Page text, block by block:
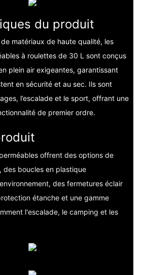
du produit
matériaux de haute qualité, les
à roulettes de 30 L sont conçus
plein air exigeantes, garantissant
en sécurité et au sec. Ils sont
l’escalade et le sport, offrant une
de premier ordre.
offrent des options de
des boucles en plastique
des fermetures éclair
étanche et une gamme
l'escalade, le camping et les